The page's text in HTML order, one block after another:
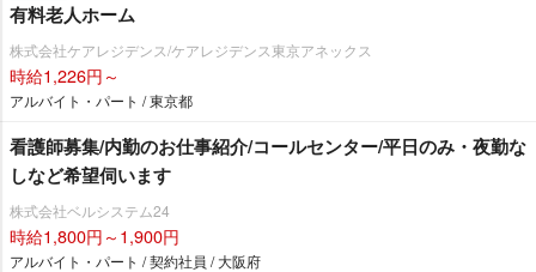
有料老人ホーム
株式会社ケアレジデンス/ケアレジデンス東京アネックス
時給1,226円～
アルバイト・パート / 東京都
看護師募集/内勤のお仕事紹介/コールセンター/平日のみ・夜勤な
しなど希望伺います
株式会社ベルシステム24
時給1,800円～1,900円
アルバイト・パート / 契約社員 / 大阪府